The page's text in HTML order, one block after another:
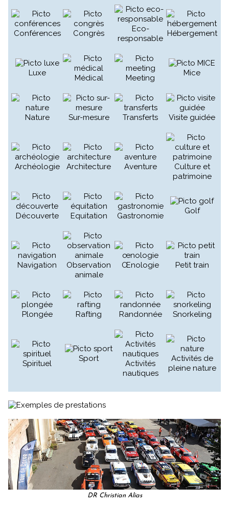
Conférences Congrès
Eco-
responsable
Hébergement
Luxe
Médical Meeting
Mice
Nature Sur-mesure Transferts Visite guidée
Archéologie Architecture Aventure
Culture et
patrimoine
Découverte Equitation Gastronomie
Golf
Navigation
Observation
animale
Œnologie Petit train
Plongée Rafting Randonnée Snorkeling
Spirituel
Sport
Activités
nautiques
Activités de
pleine nature
DR Christian Alias